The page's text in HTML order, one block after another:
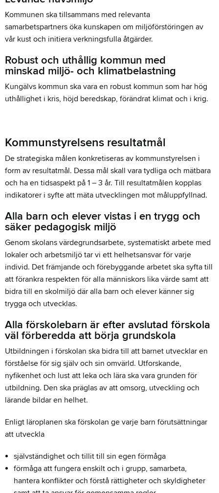
Kommunen ska tillsammans med relevanta
samarbetspartners öka kunskapen om miljöförstöringen av
vår kust och initiera verkningsfulla åtgärder.
Robust och uthållig kommun med
minskad miljö- och klimatbelastning
Kungälvs kommun ska vara en robust kommun som har hög
uthållighet i kris, höjd beredskap, förändrat klimat och i krig.
Kommunstyrelsens resultatmål
De strategiska målen konkretiseras av kommunstyrelsen i
form av resultatmål. Dessa mål skall vara tydliga och mätbara
och ha en tidsaspekt på 1 – 3 år. Till resultatmålen kopplas
indikatorer i syfte att mäta utvecklingen mot måluppfyllnad.
Alla barn och elever vistas i en trygg och
säker pedagogisk miljö
Genom skolans värdegrundsarbete, systematiskt arbete med
lokaler och arbetsmiljö tar vi ett helhetsansvar för varje
individ. Det främjande och förebyggande arbetet ska syfta till
att förankra respekten för alla människors lika värde samt att
bidra till en skolmiljö där alla barn och elever känner sig
trygga och utvecklas.
Alla förskolebarn är efter avslutad förskola
väl förberedda att börja grundskola
Utbildningen i förskolan ska bidra till att barnet utvecklar en
förståelse för sig själv och sin omvärld. Utforskande,
nyfikenhet och lust att leka och lära ska vara grunden för
utbildning. Den ska präglas av att omsorg, utveckling och
lärande bildar en helhet.
Enligt läroplanen ska förskolan ge varje barn förutsättningar
att utveckla
självständighet och tillit till sin egen förmåga
förmåga att fungera enskilt och i grupp, samarbeta,
hantera konflikter och förstå rättigheter och skyldigheter